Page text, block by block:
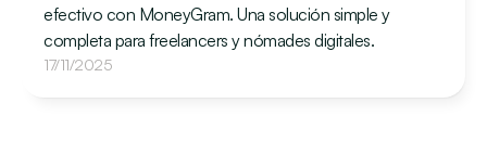
efectivo con MoneyGram. Una solución simple y
completa para freelancers y nómades digitales.
17/11/2025